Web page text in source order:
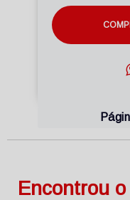
Encontrou